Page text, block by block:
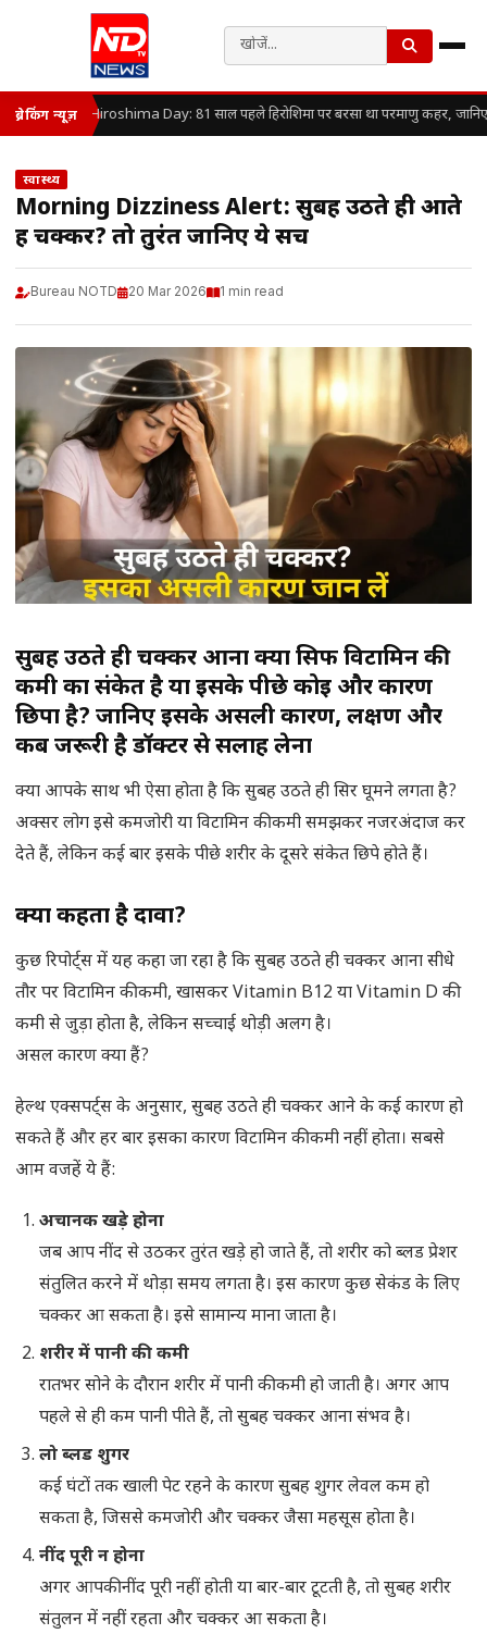
ब्रेकिंग न्यूज़ Hiroshima Day: 81 साल पहले हिरोशिमा पर बरसा था परमाणु कहर, जानिए
स्वास्थ्य
Morning Dizziness Alert: सुबह उठते ही आते
हैं चक्कर? तो तुरंत जानिए ये सच
Bureau NOTD 20 Mar 2026 1 min read
सुबह उठते ही चक्कर आना क्या सिर्फ विटामिन की
कमी का संकेत है या इसके पीछे कोई और कारण
छिपा है? जानिए इसके असली कारण, लक्षण और
कब जरूरी है डॉक्टर से सलाह लेना
क्या आपके साथ भी ऐसा होता है कि सुबह उठते ही सिर घूमने लगता है?
अक्सर लोग इसे कमजोरी या विटामिन की कमी समझकर नजरअंदाज कर
देते हैं, लेकिन कई बार इसके पीछे शरीर के दूसरे संकेत छिपे होते हैं।
क्या कहता है दावा?
कुछ रिपोर्ट्स में यह कहा जा रहा है कि सुबह उठते ही चक्कर आना सीधे
तौर पर विटामिन की कमी, खासकर Vitamin B12 या Vitamin D की
कमी से जुड़ा होता है, लेकिन सच्चाई थोड़ी अलग है।
असल कारण क्या हैं?
हेल्थ एक्सपर्ट्स के अनुसार, सुबह उठते ही चक्कर आने के कई कारण हो
सकते हैं और हर बार इसका कारण विटामिन की कमी नहीं होता। सबसे
आम वजहें ये हैं:
अचानक खड़े होना
जब आप नींद से उठकर तुरंत खड़े हो जाते हैं, तो शरीर को ब्लड प्रेशर
संतुलित करने में थोड़ा समय लगता है। इस कारण कुछ सेकंड के लिए
चक्कर आ सकता है। इसे सामान्य माना जाता है।
शरीर में पानी की कमी
रातभर सोने के दौरान शरीर में पानी की कमी हो जाती है। अगर आप
पहले से ही कम पानी पीते हैं, तो सुबह चक्कर आना संभव है।
लो ब्लड शुगर
कई घंटों तक खाली पेट रहने के कारण सुबह शुगर लेवल कम हो
सकता है, जिससे कमजोरी और चक्कर जैसा महसूस होता है।
नींद पूरी न होना
अगर आपकी नींद पूरी नहीं होती या बार-बार टूटती है, तो सुबह शरीर
संतुलन में नहीं रहता और चक्कर आ सकता है।